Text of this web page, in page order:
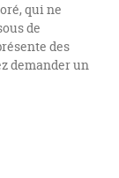
qui ne
de
des
demander un